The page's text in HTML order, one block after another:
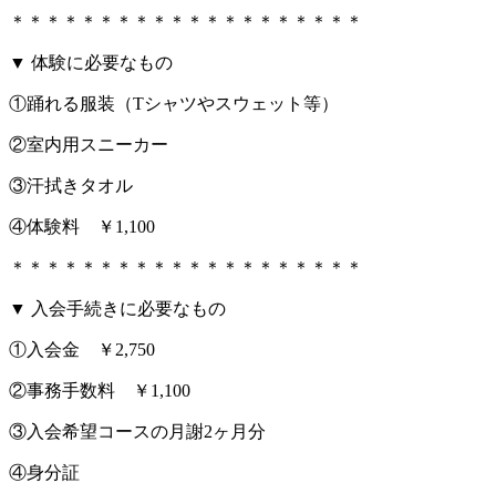
＊＊＊＊＊＊＊＊＊＊＊＊＊＊＊＊＊＊＊＊
▼ 体験に必要なもの
①踊れる服装（Tシャツやスウェット等）
②室内用スニーカー
③汗拭きタオル
④体験料 ￥1,100
＊＊＊＊＊＊＊＊＊＊＊＊＊＊＊＊＊＊＊＊
▼ 入会手続きに必要なもの
①入会金 ￥2,750
②事務手数料 ￥1,100
③入会希望コースの月謝2ヶ月分
④身分証